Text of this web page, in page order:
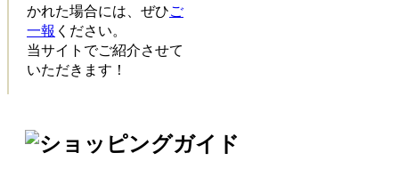
かれた場合には、ぜひご
一報 ください。
当サイトでご紹介させて
いただきます！